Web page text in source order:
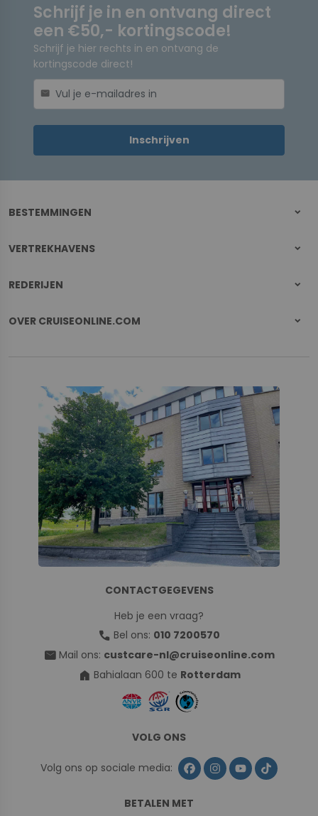
Schrijf je in en ontvang direct
een €50,- kortingscode!
Schrijf je hier rechts in en ontvang de
kortingscode direct!
mail
Inschrijven
BESTEMMINGEN
VERTREKHAVENS
REDERIJEN
OVER CRUISEONLINE.COM
CONTACTGEGEVENS
Heb je een vraag?
call Bel ons: 010 7200570
mail Mail ons: custcare-nl@cruiseonline.com
home Bahialaan 600 te Rotterdam
VOLG ONS
Volg ons op sociale media:
BETALEN MET